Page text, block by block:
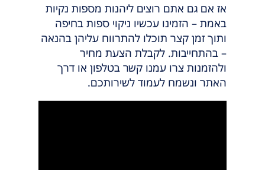
אז אם גם אתם רוצים ליהנות מספות נקיות
באמת – הזמינו עכשיו ניקוי ספות בחיפה
ותוך זמן קצר תוכלו להתרווח עליהן בהנאה
– בהתחייבות. לקבלת הצעת מחיר
ולהזמנות צרו עמנו קשר בטלפון או דרך
האתר ונשמח לעמוד לשירותכם.